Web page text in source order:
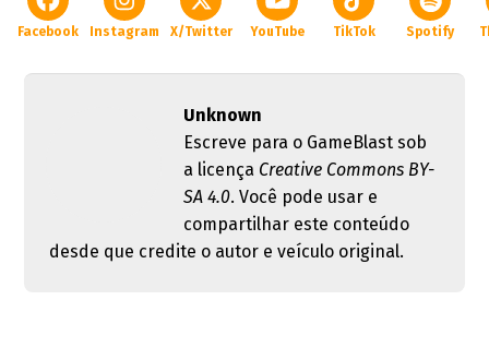
Facebook Instagram X/Twitter YouTube TikTok Spotify
Unknown
Escreve para o GameBlast sob
a licença Creative Commons BY-
SA 4.0. Você pode usar e
compartilhar este conteúdo
desde que credite o autor e veículo original.